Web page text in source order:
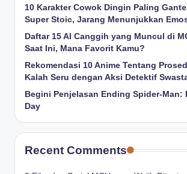
10 Karakter Cowok Dingin Paling
Super Stoic, Jarang Menunjukkan
Daftar 15 AI Canggih yang Muncul di
Saat Ini, Mana Favorit Kamu?
Rekomendasi 10 Anime Tentang
Kalah Seru dengan Aksi Detektif
Begini Penjelasan Ending Spider-Man:
Day
Recent Comments